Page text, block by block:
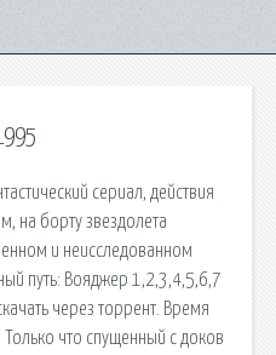
сериал, действия
на борту звездолета
и неисследованном
путь: Вояджер 1,2,3,4,5,6,7
через торрент. Время
что спущенный с доков